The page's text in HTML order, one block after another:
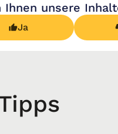
Ihnen unsere
Ja